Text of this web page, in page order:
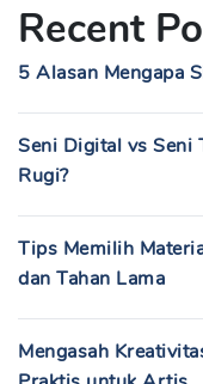
Recent
5 Alasan Mengapa
Seni Digital vs Seni
Rugi?
Tips Memilih
dan Tahan Lama
Mengasah